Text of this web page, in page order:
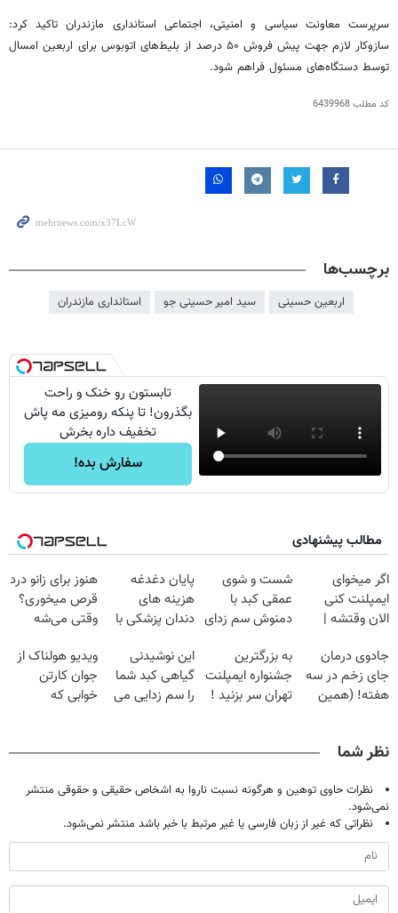
سرپرست معاونت سیاسی و امنیتی، اجتماعی استانداری مازندران تاکید کرد:
سازوکار لازم جهت پیش فروش ۵۰ درصد از بلیط‌های اتوبوس برای اربعین امسال
توسط دستگاه‌های مسئول فراهم شود.
کد مطلب6439968
برچسب‌ها
اربعین حسینی سید امیر حسینی جو استانداری مازندران
تابستون رو خنک و راحت
بگذرون! تا پنکه رومیزی مه پاش
تخفیف داره بخرش
سفارش بده!
مطالب پیشنهادی
اگر میخوای
ایمپلنت کنی
الان وقتشه |
میلیون تومان!!!
شست و شوی
عمقی کبد با
دمنوش سم زدای
پایان دغدغه
هزینه های
دندان پزشکی با
خانگی
هنوز برای زانو درد
قرص میخوری؟
وقتی می‌شه
درمانش کرد؟؟؟؟
جادوی درمان
جای زخم در سه
هفته! (همین
به بزرگترین
جشنواره ایمپلنت
تهران سر بزنید !
این نوشیدنی
گیاهی کبد شما
را سم زدایی می
ویدیو هولناک از
جوان کارتن
خوابی که
نظر شما
نظرات حاوی توهین و هرگونه نسبت ناروا به اشخاص حقیقی و حقوقی منتشر
نمی‌شود.
نظراتی که غیر از زبان فارسی یا غیر مرتبط با خبر باشد منتشر نمی‌شود.